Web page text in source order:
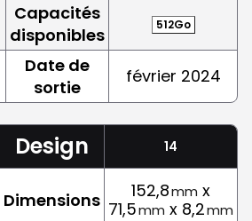
Capacités
disponibles
512Go
Date de
sortie
février 2024
Design 14
Dimensions 152,8mm x
71,5mm x 8,2mm